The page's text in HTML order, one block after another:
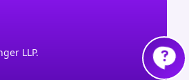
LLP.